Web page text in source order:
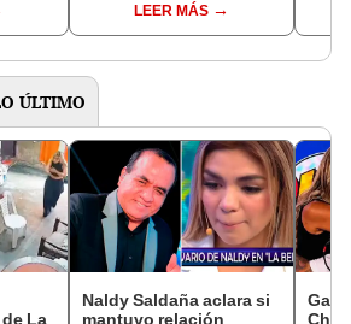
LEER MÁS
ÚLTIMO
La
Naldy Saldaña aclara si
mantuvo relación